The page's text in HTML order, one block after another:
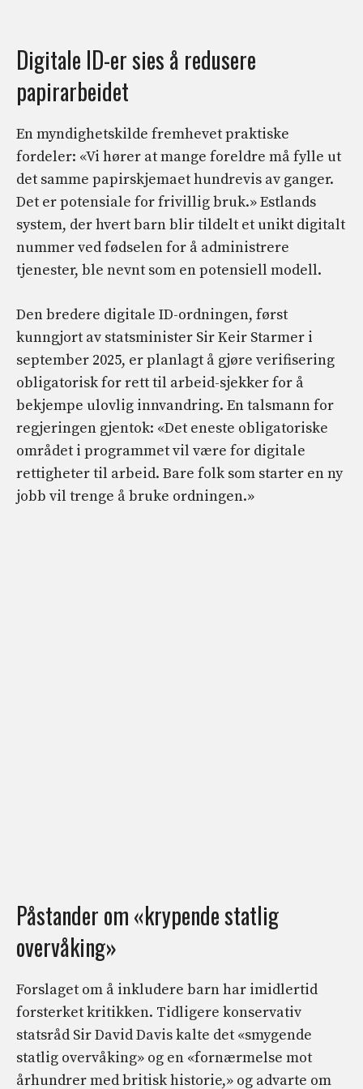
Digitale ID-er sies å redusere
papirarbeidet
En myndighetskilde fremhevet praktiske
fordeler: «Vi hører at mange foreldre må fylle ut
det samme papirskjemaet hundrevis av ganger.
Det er potensiale for frivillig bruk.» Estlands
system, der hvert barn blir tildelt et unikt digitalt
nummer ved fødselen for å administrere
tjenester, ble nevnt som en potensiell modell.
Den bredere digitale ID-ordningen, først
kunngjort av statsminister Sir Keir Starmer i
september 2025, er planlagt å gjøre verifisering
obligatorisk for rett til arbeid-sjekker for å
bekjempe ulovlig innvandring. En talsmann for
regjeringen gjentok: «Det eneste obligatoriske
området i programmet vil være for digitale
rettigheter til arbeid. Bare folk som starter en ny
jobb vil trenge å bruke ordningen.»
Påstander om «krypende statlig
overvåking»
Forslaget om å inkludere barn har imidlertid
forsterket kritikken. Tidligere konservativ
statsråd Sir David Davis kalte det «smygende
statlig overvåking» og en «fornærmelse mot
århundrer med britisk historie,» og advarte om